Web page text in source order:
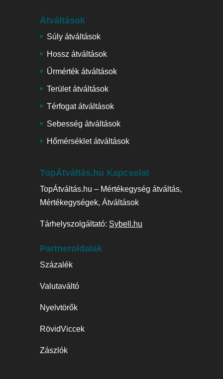
Átváltások
Súly átváltások
Hossz átváltások
Űrmérték átváltások
Terület átváltások
Térfogat átváltások
Sebesség átváltások
Hőmérséklet átváltások
TopÁtváltás.hu Kapcsolat
TopÁtváltás.hu – Mértékegység átváltás,
Mértékegységek, Átváltások
Tárhelyszolgáltató: Sybell.hu
Partneroldalak
Százalék
Valutaváltó
Nyelvtörők
RövidViccek
Zászlók